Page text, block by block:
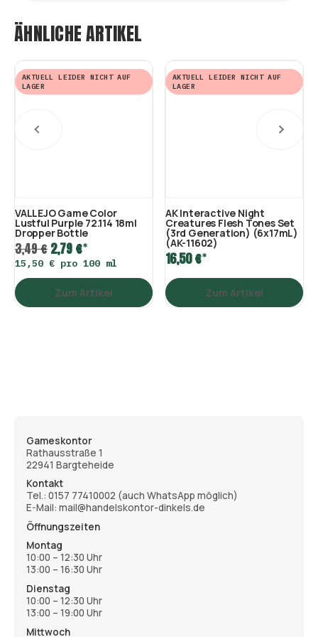
ÄHNLICHE ARTIKEL
AKTUELL LEIDER NICHT AUF
LAGER
VALLEJO Game Color
Lustful Purple 72.114 18ml
Dropper Bottle
3,49 €2,79 €*
15,50 € pro 100 ml
Zum Artikel
AKTUELL LEIDER NICHT AUF
LAGER
AK Interactive Night
Creatures Flesh Tones Set
(3rd Generation) (6x17mL)
(AK-11602)
16,50 €*
Zum Artikel
Gameskontor
Rathausstraße 1
22941 Bargteheide
Kontakt
Tel.: 0157 77410002 (auch WhatsApp möglich)
E-Mail: mail@handelskontor-dinkels.de
Öffnungszeiten
Montag
10:00 – 12:30 Uhr
13:00 – 16:30 Uhr
Dienstag
10:00 – 12:30 Uhr
13:00 – 19:00 Uhr
Mittwoch